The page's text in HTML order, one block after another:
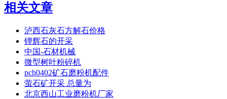
相关文章
泸西石灰石方解石价格
锂辉石的开采
中国-石材机械
微型树叶粉碎机
pch0402矿石磨粉机配件
萤石矿开采 总量为
北京西山工业磨粉机厂家